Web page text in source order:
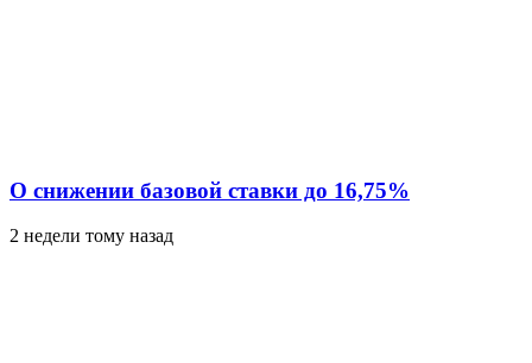
О снижении базовой ставки до 16,75%
2 недели тому назад